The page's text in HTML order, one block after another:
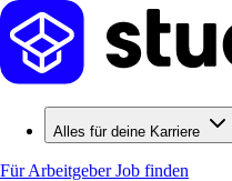
Alles für deine Karriere
Für ArbeitgeberJob finden